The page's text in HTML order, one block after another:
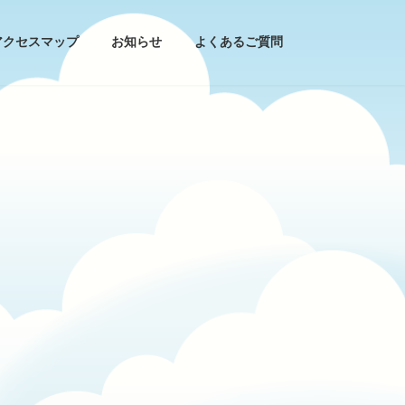
クセスマップ お知らせ よくあるご質問